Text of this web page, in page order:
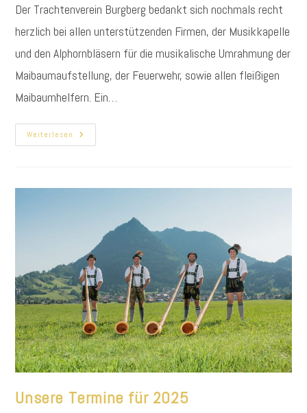
Der Trachtenverein Burgberg bedankt sich nochmals recht
herzlich bei allen unterstützenden Firmen, der Musikkapelle
und den Alphornbläsern für die musikalische Umrahmung der
Maibaumaufstellung, der Feuerwehr, sowie allen fleißigen
Maibaumhelfern. Ein…
Weiterlesen „Vergealt
´s
Unsere Termine für 2025